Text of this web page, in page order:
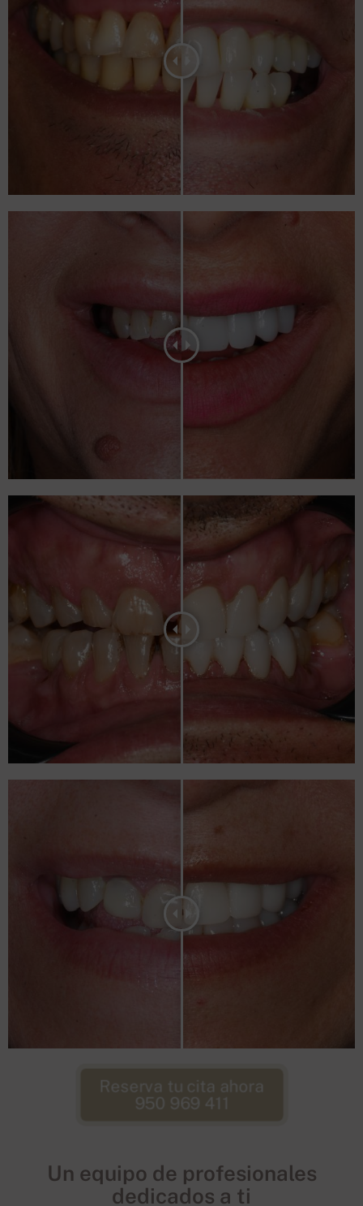
Reserva tu cita ahora
950 969 411
Un equipo de profesionales
dedicados a ti